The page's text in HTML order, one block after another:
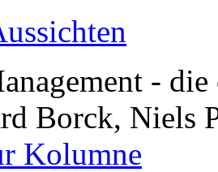
-
Borck, Niels
Kolumne